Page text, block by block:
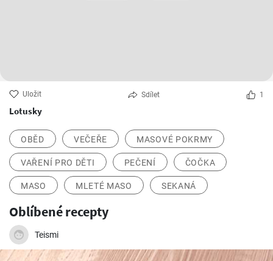
Uložit Sdílet 1
Lotusky
OBĚD VEČEŘE MASOVÉ POKRMY
VAŘENÍ PRO DĚTI PEČENÍ ČOČKA
MASO MLETÉ MASO SEKANÁ
Oblíbené recepty
Teismi